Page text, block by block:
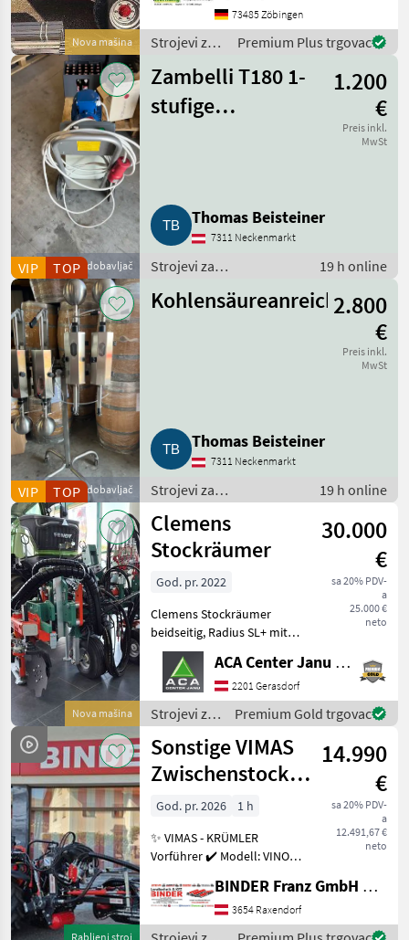
Nova mašina
Drehschemel Sagen Sie uns
was Sie möchten Größe /
Breifung / Zubehör, dann
be
73485 Zöbingen
Strojevi za
/ Sonstige
Premium Plus trgovac
Poslovni dobavljač
VIP TOP
Zambelli T180 1-
stufige
1.200
€
Preis inkl.
MwSt
Thomas Beisteiner
7311 Neckenmarkt
Strojevi za
za podrumarstvo
19 h online
Poslovni dobavljač
VIP TOP
2.800
€
Preis inkl.
MwSt
Thomas Beisteiner
7311 Neckenmarkt
Strojevi za
vinogradarstvo / Strojevi
za podrumarstvo
19 h online
Nova mašina
Clemens
Stockräumer
30.000
€
sa 20% PDV-
a
25.000 €
neto
God. pr. 2022
Clemens Stockräumer
beidseitig, Radius SL+ mit
Zinkenkreisel, SB 2
Geräteträger, Aushub
hydraulisch Links und
Rechts, Arbeitsbreite 2400 -
3400 mm, inkl. Ventilblock
ACA Center Janu GmbH
2201 Gerasdorf
Strojevi za
vinogradarstvo
/ Clemens
Premium Gold trgovac
Rabljeni stroj
Sonstige VIMAS
Zwischenstock-
KRÜMLER
14.990
€
sa 20% PDV-
a
12.491,67 €
neto
God. pr. 2026
1 h
✨ VIMAS - KRÜMLER
Vorführer ✔️ Modell: VINO -
serienmäßiger Ausführung
✔️ Heckanbau - einseitig ✔️
Hohe
BINDER Franz GmbH & CoKG
3654 Raxendorf